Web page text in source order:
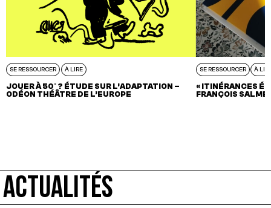
SE RESSOURCER À LIRE
JOUER À 50° ? ÉTUDE SUR L’ADAPTATION –
ODÉON THÉÂTRE DE L’EUROPE
SE RESSOURCER À
« ITINÉRANCES
FRANÇOIS
ACTUALITÉS